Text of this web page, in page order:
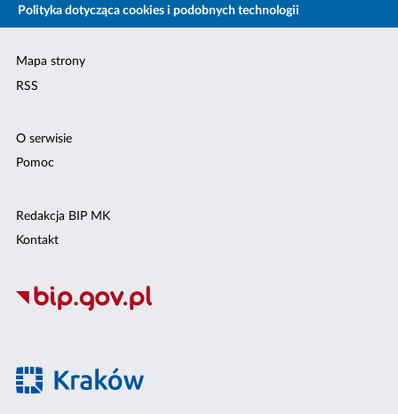
Polityka dotycząca cookies i podobnych technologii
Mapa strony
RSS
O serwisie
Pomoc
Redakcja BIP MK
Kontakt